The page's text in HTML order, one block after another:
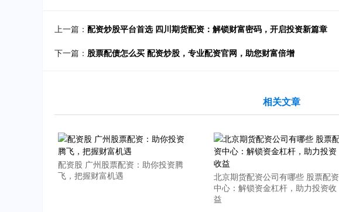
上一篇： 配资炒股平台首选 四川期货配资：解锁财富密码，开启投资新篇章
下一篇： 股票配债怎么买 配资炒股，专业配资官网，助您财富倍增
相关文章
配资股 广州股票配资：助你投资腾
飞，把握财富机遇
北京期货配资公司有哪些 股票配资
中心：解锁资金杠杆，助力投资收
益